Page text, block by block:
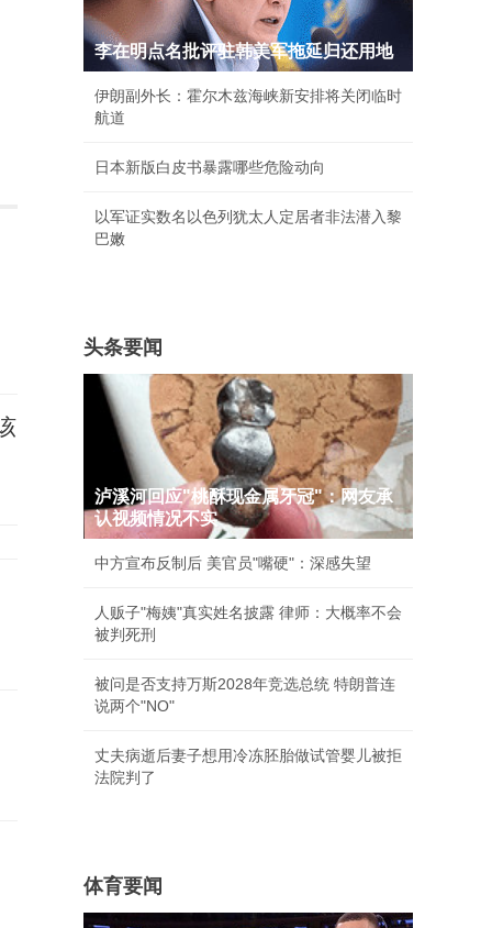
李在明点名批评驻韩美军拖延归还用地
伊朗副外长：霍尔木兹海峡新安排将关闭临时
航道
日本新版白皮书暴露哪些危险动向
以军证实数名以色列犹太人定居者非法潜入黎
巴嫩
头条要闻
泸溪河回应"桃酥现金属牙冠"：网友承
认视频情况不实
中方宣布反制后 美官员"嘴硬"：深感失望
人贩子"梅姨"真实姓名披露 律师：大概率不会
被判死刑
被问是否支持万斯2028年竞选总统 特朗普连
说两个"NO"
丈夫病逝后妻子想用冷冻胚胎做试管婴儿被拒
法院判了
体育要闻